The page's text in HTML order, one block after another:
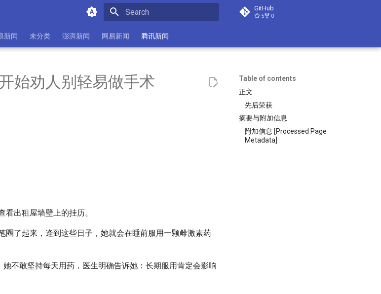
GitHub
5 0
新闻 未分类 澎湃新闻 网易新闻 腾讯新闻
Table of contents
正文
先后荣获
摘要与附加信息
附加信息 [Processed Page
Metadata]
始劝人别轻易做手术
出租屋墙壁上的挂历。
圈了起来，逢到这些日子，她就会在睡前服用一颗雌激素药
她不敢坚持每天用药，医生明确告诉她：长期服用肯定会影响